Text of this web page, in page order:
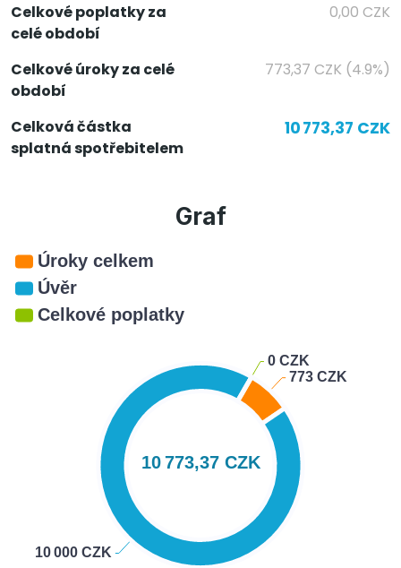
Celkové poplatky za
celé období
0,00 CZK
Celkové úroky za celé
období
773,37 CZK (4.9%)
Celková částka
splatná spotřebitelem
10 773,37 CZK
Graf